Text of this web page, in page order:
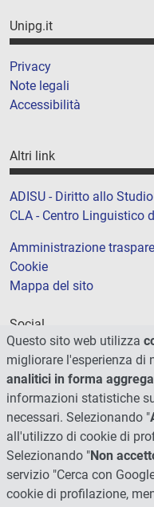
Unipg.it
Privacy
Note legali
Accessibilità
Altri link
ADISU - Diritto allo Studio
CLA - Centro Linguistico
Amministrazione
Cookie
Mappa del sito
Social
Questo sito web utilizza
migliorare l'esperienza di
analitici in forma
informazioni statistiche
necessari. Selezionando "
all'utilizzo di cookie di
Selezionando "Non
servizio "Cerca con
cookie di profilazione,